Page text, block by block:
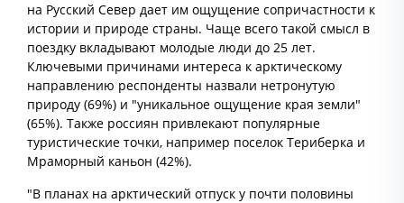
на Русский Север дает им ощущение сопричастности к
истории и природе страны. Чаще всего такой смысл в
поездку вкладывают молодые люди до 25 лет.
Ключевыми причинами интереса к арктическому
направлению респонденты назвали нетронутую
природу (69%) и "уникальное ощущение края земли"
(65%). Также россиян привлекают популярные
туристические точки, например поселок Териберка и
Мраморный каньон (42%).
"В планах на арктический отпуск у почти половины